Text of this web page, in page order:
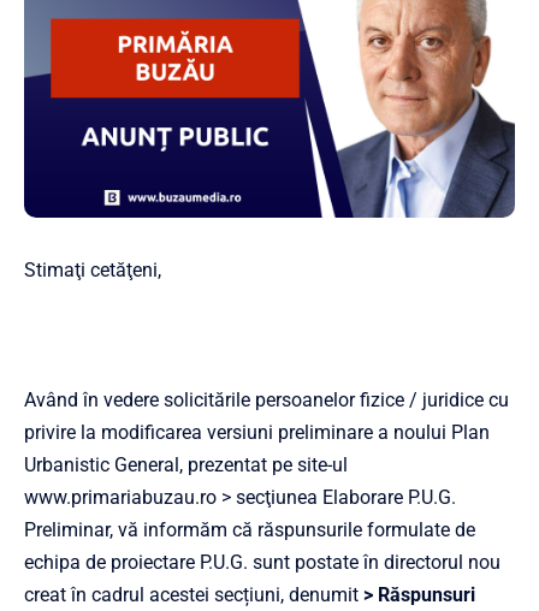
Stimaţi cetăţeni,
Având în vedere solicitările persoanelor fizice / juridice cu
privire la modificarea versiuni preliminare a noului Plan
Urbanistic General, prezentat pe site-ul
www.primariabuzau.ro > secţiunea Elaborare P.U.G.
Preliminar, vă informăm că răspunsurile formulate de
echipa de proiectare P.U.G. sunt postate în directorul nou
creat în cadrul acestei secțiuni, denumit > Răspunsuri